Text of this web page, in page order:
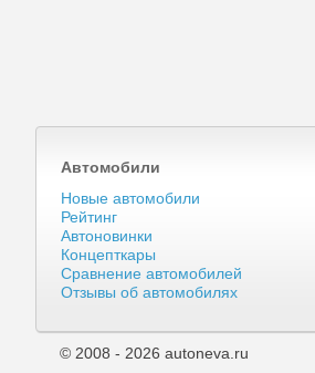
Автомобили
Новые автомобили
Рейтинг
Автоновинки
Концепткары
Сравнение автомобилей
Отзывы об автомобилях
© 2008 - 2026 autoneva.ru